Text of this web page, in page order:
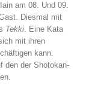
am 08. Und 09.
Diesmal mit
Tekki. Eine Kata
mit ihren
kann.
den der Shotokan-